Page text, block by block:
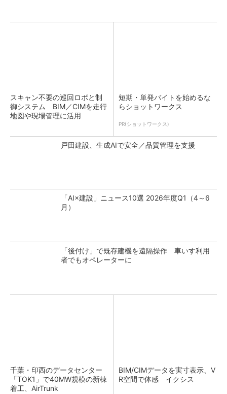
スキャン不要の巡回ロボと制
御システム BIM／CIMを走行
地図や現場管理に活用
短期・単発バイトを始めるな
らショットワークス
PR(ショットワークス)
戸田建設、生成AIで安全／品質管理を支援
「AI×建設」ニュース10選 2026年度Q1（4～6
月）
「後付け」で既存建機を遠隔操作 車いす利用
者でもオペレーターに
千葉・印西のデータセンター
「TOK1」で40MW規模の新棟
着工、AirTrunk
BIM/CIMデータを実寸表示、V
R空間で体感 イクシス